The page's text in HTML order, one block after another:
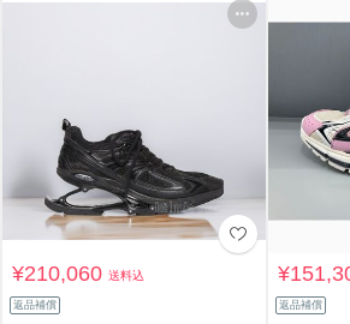
¥210,060送料込
返品補償 返品補償